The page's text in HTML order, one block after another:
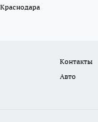
Контакты
Авто